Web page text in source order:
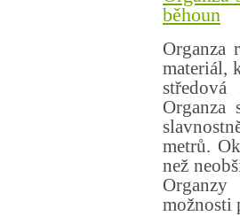
běhoun
Organza
materiál,
Organza
metrů.
než
možnosti